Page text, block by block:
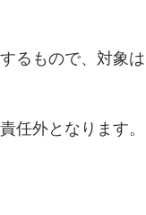
るもので、対象
任外となります。